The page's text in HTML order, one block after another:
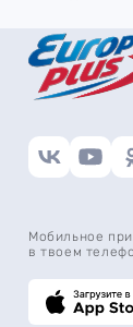
Мобильное
в твоем